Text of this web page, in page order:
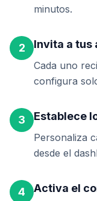
minutos.
2 Invita a tus
Cada uno
configura
3 Establece
Personaliza
desde el
4 Activa el